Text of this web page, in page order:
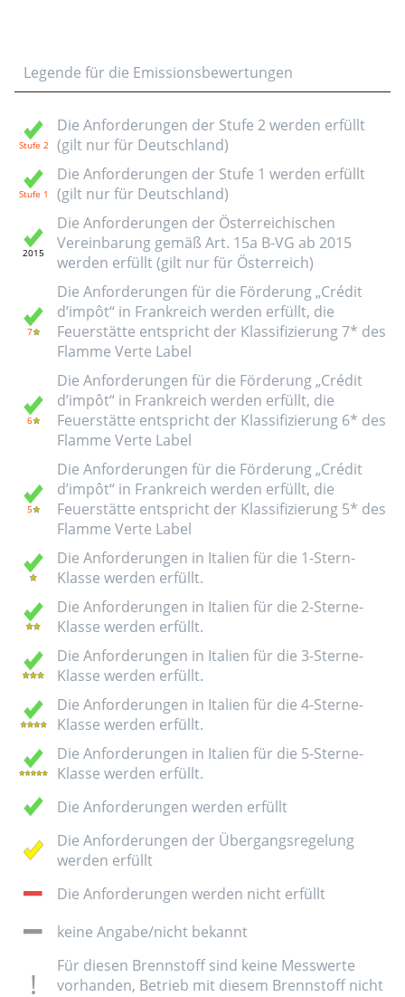
Legende für die Emissionsbewertungen
Die Anforderungen der Stufe 2 werden erfüllt
(gilt nur für Deutschland)
Die Anforderungen der Stufe 1 werden erfüllt
(gilt nur für Deutschland)
Die Anforderungen der Österreichischen
Vereinbarung gemäß Art. 15a B-VG ab 2015
werden erfüllt (gilt nur für Österreich)
Die Anforderungen für die Förderung „Crédit
d’impôt“ in Frankreich werden erfüllt, die
Feuerstätte entspricht der Klassifizierung 7* des
Flamme Verte Label
Die Anforderungen für die Förderung „Crédit
d’impôt“ in Frankreich werden erfüllt, die
Feuerstätte entspricht der Klassifizierung 6* des
Flamme Verte Label
Die Anforderungen für die Förderung „Crédit
d’impôt“ in Frankreich werden erfüllt, die
Feuerstätte entspricht der Klassifizierung 5* des
Flamme Verte Label
Die Anforderungen in Italien für die 1-Stern-
Klasse werden erfüllt.
Die Anforderungen in Italien für die 2-Sterne-
Klasse werden erfüllt.
Die Anforderungen in Italien für die 3-Sterne-
Klasse werden erfüllt.
Die Anforderungen in Italien für die 4-Sterne-
Klasse werden erfüllt.
Die Anforderungen in Italien für die 5-Sterne-
Klasse werden erfüllt.
Die Anforderungen werden erfüllt
Die Anforderungen der Übergangsregelung
werden erfüllt
Die Anforderungen werden nicht erfüllt
keine Angabe/nicht bekannt
Für diesen Brennstoff sind keine Messwerte
vorhanden, Betrieb mit diesem Brennstoff nicht